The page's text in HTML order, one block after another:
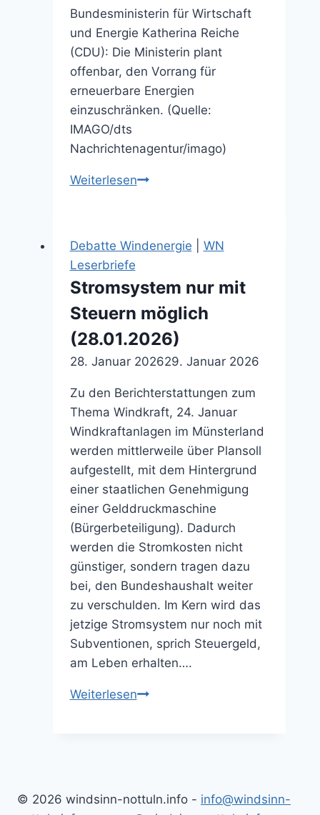
Bundesministerin für Wirtschaft
und Energie Katherina Reiche
(CDU): Die Ministerin plant
offenbar, den Vorrang für
erneuerbare Energien
einzuschränken. (Quelle:
IMAGO/dts
Nachrichtenagentur/imago)
WeiterlesenBaustopp
und
bis
zu
zehn
Jahre
(10.02.2026)
Debatte Windenergie
WN
Leserbriefe
Stromsystem nur mit
Steuern möglich
(28.01.2026)
28. Januar 202629. Januar 2026
Zu den Berichterstattungen zum
Thema Windkraft, 24. Januar
Windkraftanlagen im Münsterland
werden mittlerweile über Plansoll
aufgestellt, mit dem Hintergrund
einer staatlichen Genehmigung
einer Gelddruckmaschine
(Bürgerbeteiligung). Dadurch
werden die Stromkosten nicht
günstiger, sondern tragen dazu
bei, den Bundeshaushalt weiter
zu verschulden. Im Kern wird das
jetzige Stromsystem nur noch mit
Subventionen, sprich Steuergeld,
am Leben erhalten….
WeiterlesenStromsystem
© 2026 windsinn-nottuln.info - info@windsinn-